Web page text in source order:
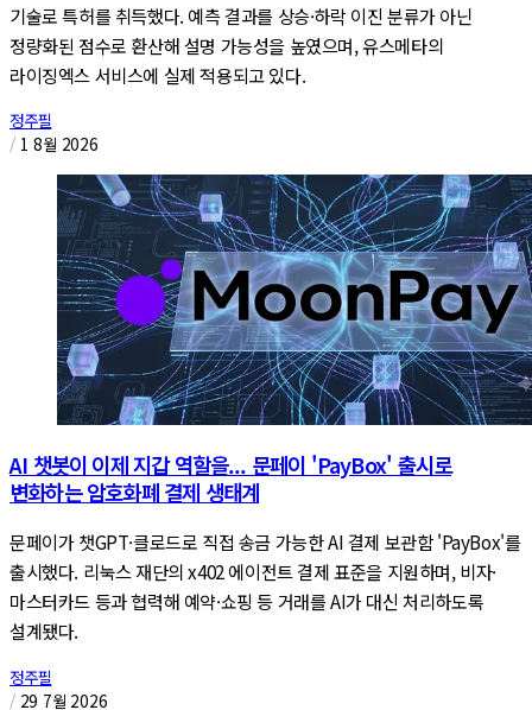
기술로 특허를 취득했다. 예측 결과를 상승·하락 이진 분류가 아닌
정량화된 점수로 환산해 설명 가능성을 높였으며, 유스메타의
라이징엑스 서비스에 실제 적용되고 있다.
정주필
/ 1 8월 2026
AI 챗봇이 이제 지갑 역할을... 문페이 'PayBox' 출시로
변화하는 암호화폐 결제 생태계
문페이가 챗GPT·클로드로 직접 송금 가능한 AI 결제 보관함 'PayBox'를
출시했다. 리눅스 재단의 x402 에이전트 결제 표준을 지원하며, 비자·
마스터카드 등과 협력해 예약·쇼핑 등 거래를 AI가 대신 처리하도록
설계됐다.
정주필
/ 29 7월 2026